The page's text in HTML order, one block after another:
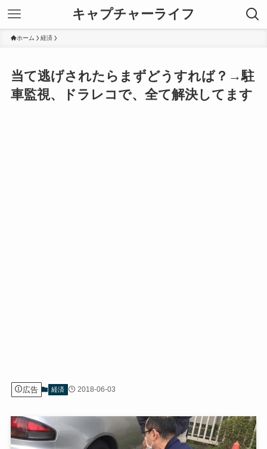
キャプチャーライフ
ホーム 経済
当て逃げされたらまずどうすれば？→駐
車監視、ドラレコで、全て解決してます
広告 経済 2018-06-03